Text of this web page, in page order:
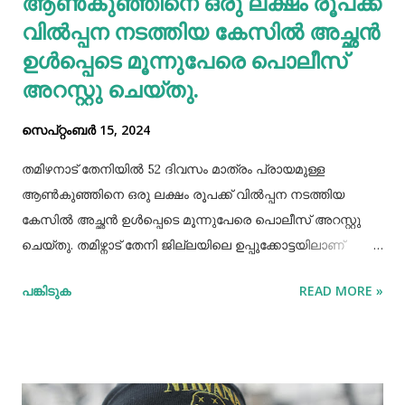
വില്‍പ്പന നടത്തിയ കേസില്‍ അച്ഛൻ
ഉള്‍പ്പെടെ മൂന്നുപേരെ പൊലീസ്
അറസ്റ്റു ചെയ്തു.
സെപ്റ്റംബർ 15, 2024
തമിഴനാട് തേനിയില്‍ 52 ദിവസം മാത്രം പ്രായമുള്ള
ആണ്‍കുഞ്ഞിനെ ഒരു ലക്ഷം രൂപക്ക് വില്‍പ്പന നടത്തിയ
കേസില്‍ അച്ഛൻ ഉള്‍പ്പെടെ മൂന്നുപേരെ പൊലീസ് അറസ്റ്റു
ചെയ്തു. തമിഴ്നാട് തേനി ജില്ലയിലെ ഉപ്പുക്കോട്ടയിലാണ്
സ്വദേശികളായ ദമ്ബതികളുമാണ് അറസ്റ്റിലായത്. തേനി
സമയവും മദ്യലഹരിയിലും. തന്‍റെ കുഞ്ഞിനെ ഒരു ലക്ഷം
പങ്കിടുക READ MORE »